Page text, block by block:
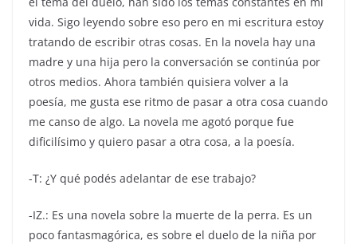
vida. Sigo leyendo sobre eso pero en mi escritura estoy
tratando de escribir otras cosas. En la novela hay una
madre y una hija pero la conversación se continúa por
otros medios. Ahora también quisiera volver a la
poesía, me gusta ese ritmo de pasar a otra cosa cuando
me canso de algo. La novela me agotó porque fue
dificilísimo y quiero pasar a otra cosa, a la poesía.
-T: ¿Y qué podés adelantar de ese trabajo?
-IZ.: Es una novela sobre la muerte de la perra. Es un
poco fantasmagórica, es sobre el duelo de la niña por